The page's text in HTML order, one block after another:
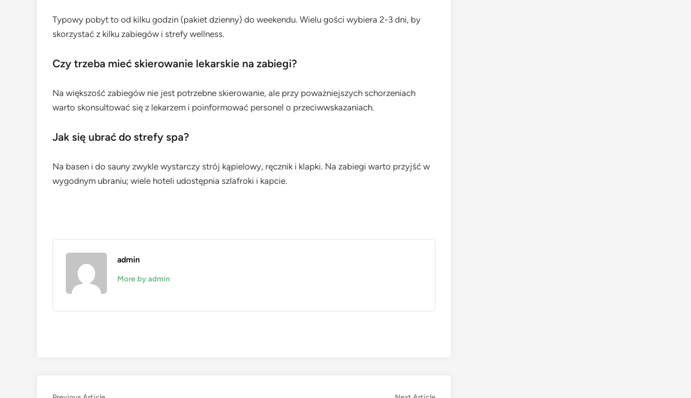
Typowy pobyt to od kilku godzin (pakiet dzienny) do weekendu. Wielu gości wybiera 2-3 dni, by
skorzystać z kilku zabiegów i strefy wellness.
Czy trzeba mieć skierowanie lekarskie na zabiegi?
Na większość zabiegów nie jest potrzebne skierowanie, ale przy poważniejszych schorzeniach
warto skonsultować się z lekarzem i poinformować personel o przeciwwskazaniach.
Jak się ubrać do strefy spa?
Na basen i do sauny zwykle wystarczy strój kąpielowy, ręcznik i klapki. Na zabiegi warto przyjść w
wygodnym ubraniu; wiele hoteli udostępnia szlafroki i kapcie.
admin
More by admin